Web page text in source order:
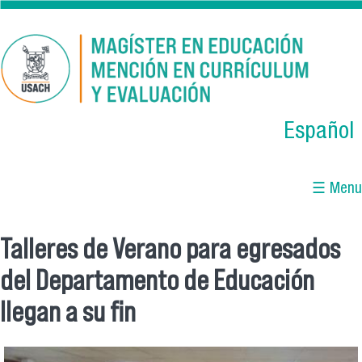
Skip to main content
Español
☰ Menu
You are here
Talleres de Verano para egresados
del Departamento de Educación
llegan a su fin